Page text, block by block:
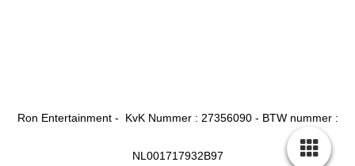
Ron Entertainment - KvK Nummer : 27356090 - BTW nummer :
NL001717932B97